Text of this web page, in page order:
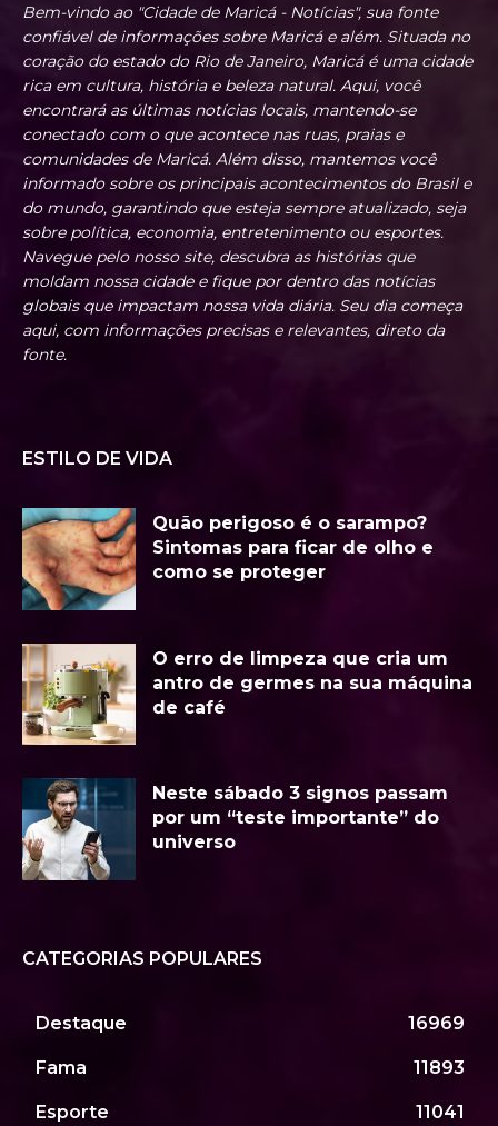
Bem-vindo ao "Cidade de Maricá - Notícias", sua fonte
confiável de informações sobre Maricá e além. Situada no
coração do estado do Rio de Janeiro, Maricá é uma cidade
rica em cultura, história e beleza natural. Aqui, você
encontrará as últimas notícias locais, mantendo-se
conectado com o que acontece nas ruas, praias e
comunidades de Maricá. Além disso, mantemos você
informado sobre os principais acontecimentos do Brasil e
do mundo, garantindo que esteja sempre atualizado, seja
sobre política, economia, entretenimento ou esportes.
Navegue pelo nosso site, descubra as histórias que
moldam nossa cidade e fique por dentro das notícias
globais que impactam nossa vida diária. Seu dia começa
aqui, com informações precisas e relevantes, direto da
fonte.
ESTILO DE VIDA
Quão perigoso é o sarampo?
Sintomas para ficar de olho e
como se proteger
O erro de limpeza que cria um
antro de germes na sua máquina
de café
Neste sábado 3 signos passam
por um “teste importante” do
universo
CATEGORIAS POPULARES
Destaque 16969
Fama 11893
Esporte 11041